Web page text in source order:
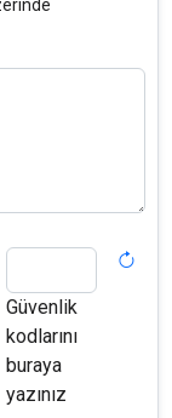
Güvenlik
kodlarını
buraya
yazınız